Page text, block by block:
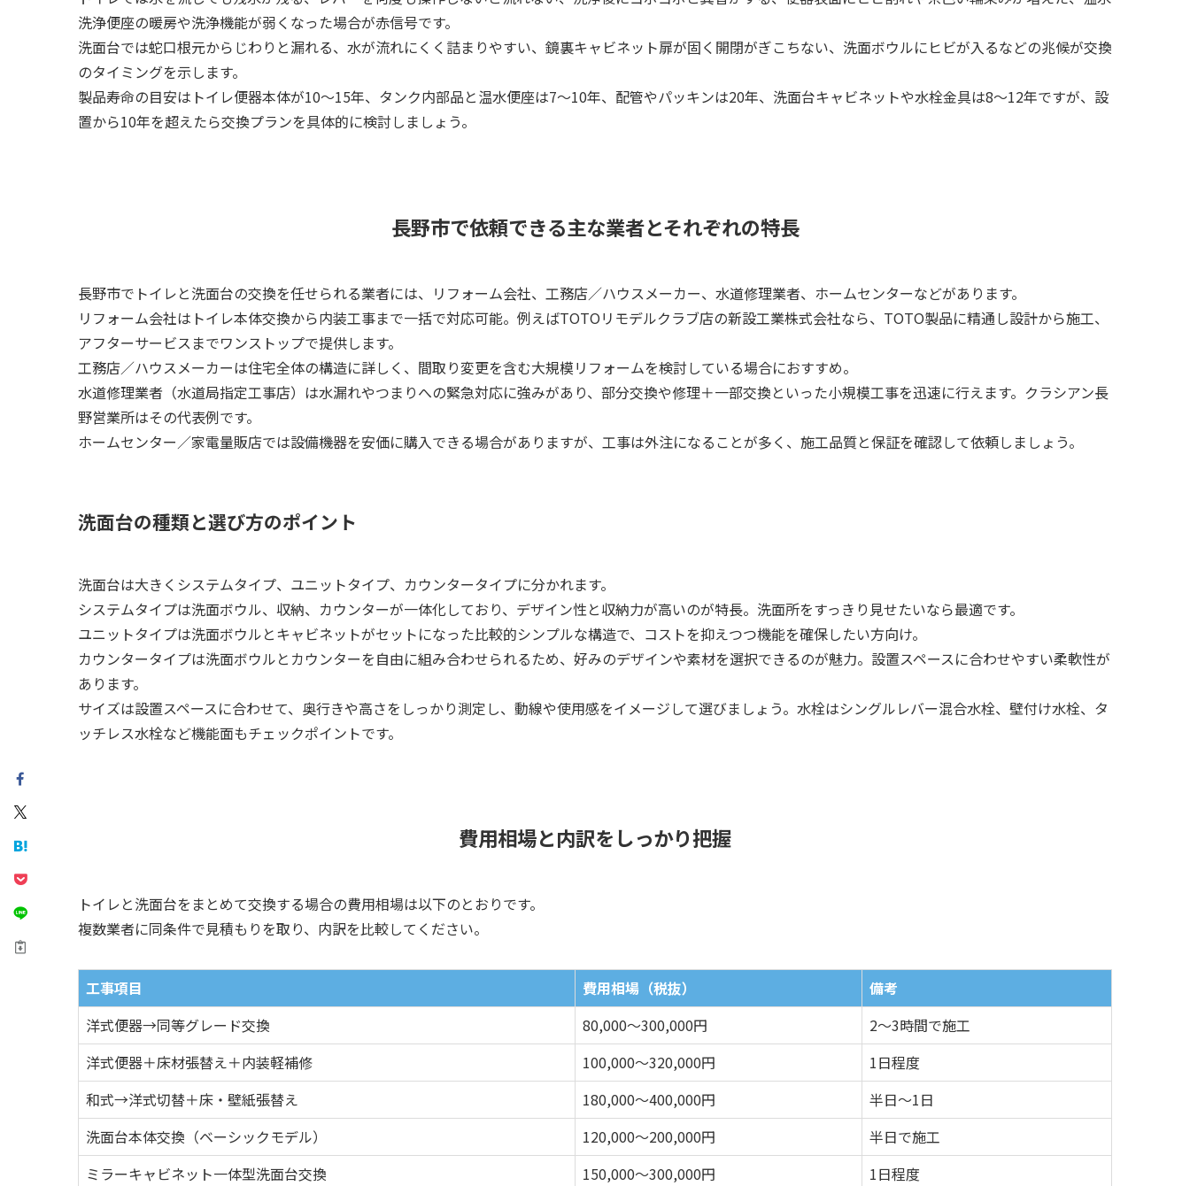
洗浄便座の暖房や洗浄機能が弱くなった場合が赤信号です。
洗面台では蛇口根元からじわりと漏れる、水が流れにくく詰まりやすい、鏡裏キャビネット扉が固く開閉がぎこちない、洗面ボウルにヒビが入るなどの兆候が交換
のタイミングを示します。
製品寿命の目安はトイレ便器本体が10～15年、タンク内部品と温水便座は7～10年、配管やパッキンは20年、洗面台キャビネットや水栓金具は8～12年ですが、設
置から10年を超えたら交換プランを具体的に検討しましょう。
長野市で依頼できる主な業者とそれぞれの特長
長野市でトイレと洗面台の交換を任せられる業者には、リフォーム会社、工務店／ハウスメーカー、水道修理業者、ホームセンターなどがあります。
リフォーム会社はトイレ本体交換から内装工事まで一括で対応可能。例えばTOTOリモデルクラブ店の新設工業株式会社なら、TOTO製品に精通し設計から施工、
アフターサービスまでワンストップで提供します。
工務店／ハウスメーカーは住宅全体の構造に詳しく、間取り変更を含む大規模リフォームを検討している場合におすすめ。
水道修理業者（水道局指定工事店）は水漏れやつまりへの緊急対応に強みがあり、部分交換や修理＋一部交換といった小規模工事を迅速に行えます。クラシアン長
野営業所はその代表例です。
ホームセンター／家電量販店では設備機器を安価に購入できる場合がありますが、工事は外注になることが多く、施工品質と保証を確認して依頼しましょう。
洗面台の種類と選び方のポイント
洗面台は大きくシステムタイプ、ユニットタイプ、カウンタータイプに分かれます。
システムタイプは洗面ボウル、収納、カウンターが一体化しており、デザイン性と収納力が高いのが特長。洗面所をすっきり見せたいなら最適です。
ユニットタイプは洗面ボウルとキャビネットがセットになった比較的シンプルな構造で、コストを抑えつつ機能を確保したい方向け。
カウンタータイプは洗面ボウルとカウンターを自由に組み合わせられるため、好みのデザインや素材を選択できるのが魅力。設置スペースに合わせやすい柔軟性が
あります。
サイズは設置スペースに合わせて、奥行きや高さをしっかり測定し、動線や使用感をイメージして選びましょう。水栓はシングルレバー混合水栓、壁付け水栓、タ
ッチレス水栓など機能面もチェックポイントです。
費用相場と内訳をしっかり把握
トイレと洗面台をまとめて交換する場合の費用相場は以下のとおりです。
複数業者に同条件で見積もりを取り、内訳を比較してください。
工事項目 費用相場（税抜）
備考
洋式便器→同等グレード交換
80,000～300,000円
2～3時間で施工
洋式便器＋床材張替え＋内装軽補修
100,000～320,000円
1日程度
和式→洋式切替＋床・壁紙張替え
180,000～400,000円
半日～1日
洗面台本体交換（ベーシックモデル）
120,000～200,000円
半日で施工
ミラーキャビネット一体型洗面台交換
150,000～300,000円
1日程度